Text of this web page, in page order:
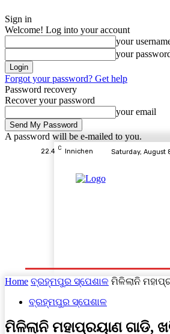
Sign in
Welcome! Log into your account
your
your
Forgot your password? Get help
Password recovery
Recover your password
your email
A password will be e-mailed to you.
22.4 C Innichen Saturday, August
Home ବ୍ରହ୍ମପୁର ସ୍ପେଶାଳ ମିଳିଲାନି
ବ୍ରହ୍ମପୁର ସ୍ପେଶାଳ
ମିଳିଲାନି ମହାପ୍ରୟାଣ ଗାଡି,